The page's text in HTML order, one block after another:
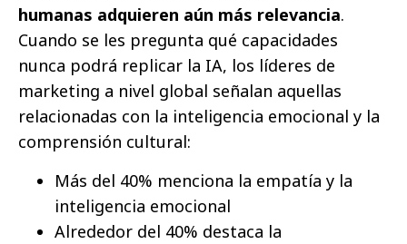
humanas adquieren aún más relevancia.
Cuando se les pregunta qué capacidades
nunca podrá replicar la IA, los líderes de
marketing a nivel global señalan aquellas
relacionadas con la inteligencia emocional y la
comprensión cultural:
Más del 40% menciona la empatía y la
inteligencia emocional
Alrededor del 40% destaca la